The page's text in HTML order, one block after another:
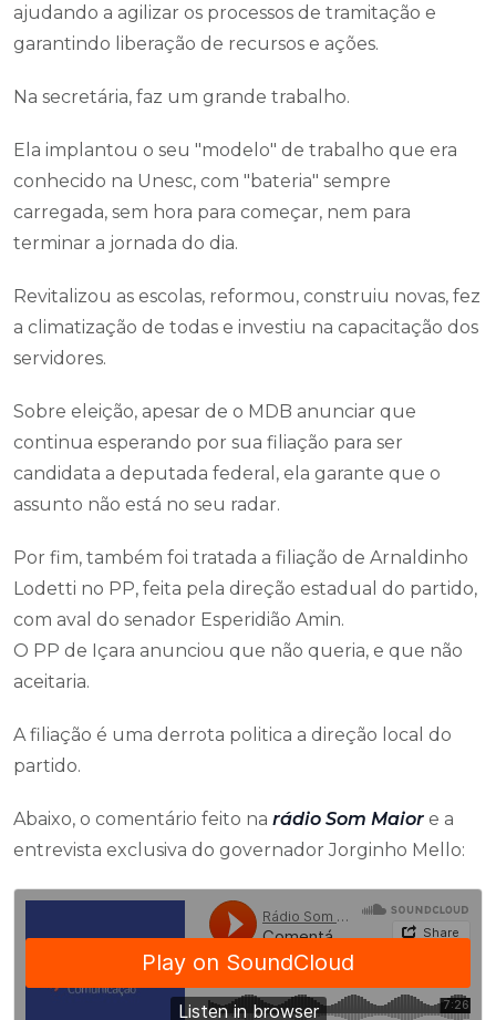
ajudando a agilizar os processos de tramitação e
garantindo liberação de recursos e ações.
Na secretária, faz um grande trabalho.
Ela implantou o seu "modelo" de trabalho que era
conhecido na Unesc, com "bateria" sempre
carregada, sem hora para começar, nem para
terminar a jornada do dia.
Revitalizou as escolas, reformou, construiu novas, fez
a climatização de todas e investiu na capacitação dos
servidores.
Sobre eleição, apesar de o MDB anunciar que
continua esperando por sua filiação para ser
candidata a deputada federal, ela garante que o
assunto não está no seu radar.
Por fim, também foi tratada a filiação de Arnaldinho
Lodetti no PP, feita pela direção estadual do partido,
com aval do senador Esperidião Amin.
O PP de Içara anunciou que não queria, e que não
aceitaria.
A filiação é uma derrota politica a direção local do
partido.
Abaixo, o comentário feito na rádio Som Maior e a
entrevista exclusiva do governador Jorginho Mello: